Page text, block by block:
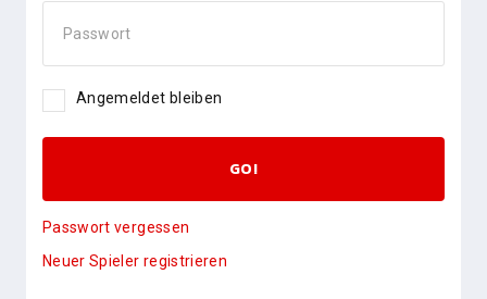
Passwort
Angemeldet bleiben
GO!
Passwort vergessen
Neuer Spieler registrieren